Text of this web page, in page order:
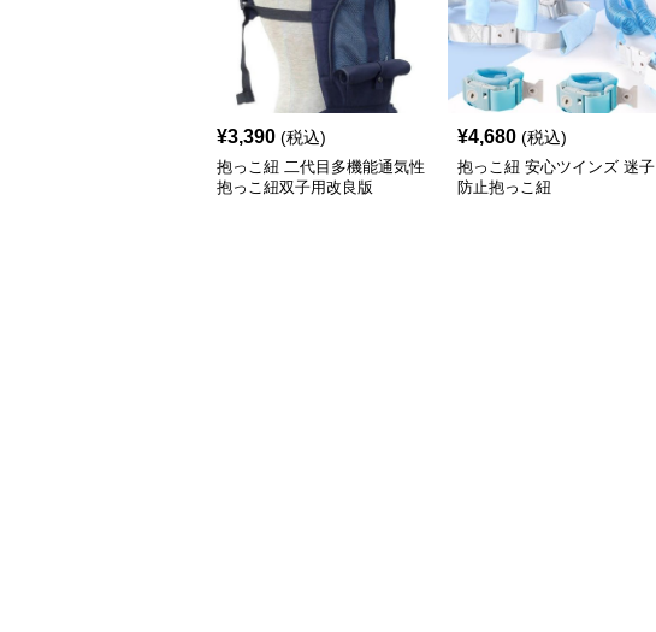
¥3,390 (税込)
抱っこ紐 二代目多機能通気性
抱っこ紐双子用改良版
¥4,680 (税込)
抱っこ紐 安心ツインズ 迷子
防止抱っこ紐